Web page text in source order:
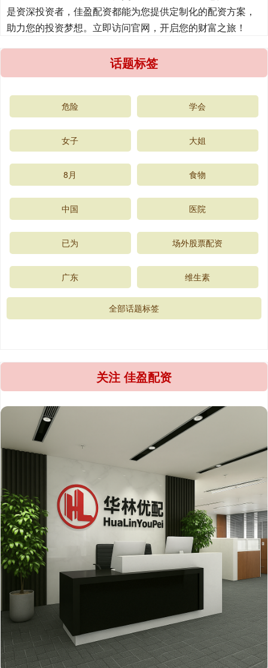
是资深投资者，佳盈配资都能为您提供定制化的配资方案，
助力您的投资梦想。立即访问官网，开启您的财富之旅！
话题标签
危险 学会
女子 大姐
8月 食物
中国 医院
已为 场外股票配资
广东 维生素
全部话题标签
关注 佳盈配资